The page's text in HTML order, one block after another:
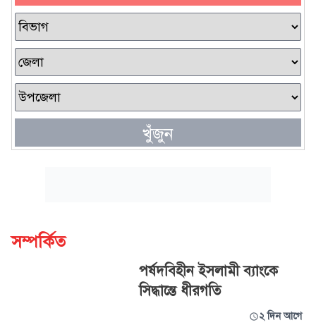
খুঁজুন
সম্পর্কিত
পর্ষদবিহীন ইসলামী ব্যাংকে
সিদ্ধান্তে ধীরগতি
২ দিন আগে